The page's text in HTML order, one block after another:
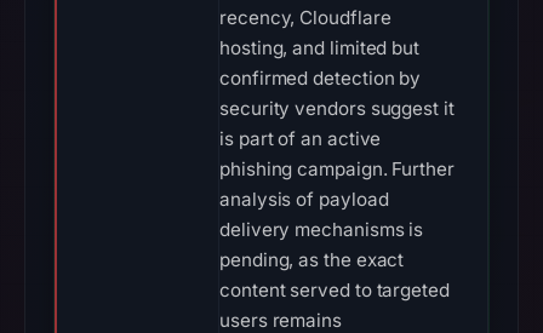
recency, Cloudflare
hosting, and limited but
confirmed detection by
security vendors suggest it
is part of an active
phishing campaign. Further
analysis of payload
delivery mechanisms is
pending, as the exact
content served to targeted
users remains